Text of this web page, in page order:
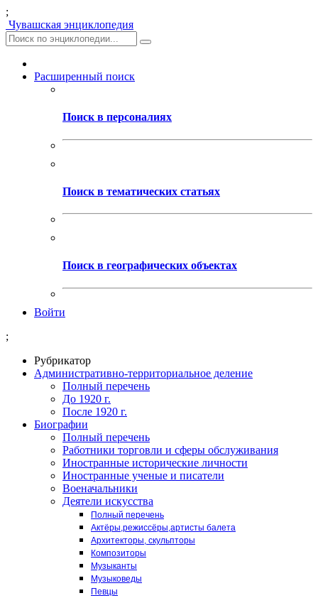
;
Чувашская энциклопедия
Расширенный поиск
Поиск в персоналиях
Поиск в тематических статьях
Поиск в географических объектах
Войти
;
Рубрикатор
Административно-территориальное деление
Полный перечень
До 1920 г.
После 1920 г.
Биографии
Полный перечень
Работники торговли и сферы обслуживания
Иностранные исторические личности
Иностранные ученые и писатели
Военачальники
Деятели искусства
Полный перечень
Актёры,режиссёры,артисты балета
Архитекторы, скульпторы
Композиторы
Музыканты
Музыковеды
Певцы